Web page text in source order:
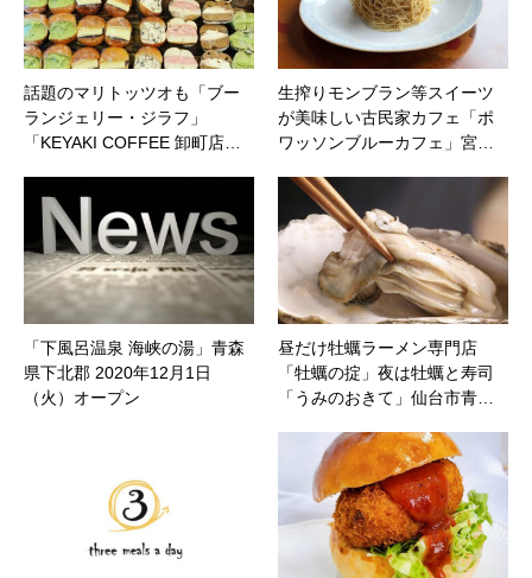
話題のマリトッツオも「ブー
ランジェリー・ジラフ」
「KEYAKI COFFEE 卸町店…
生搾りモンブラン等スイーツ
が美味しい古民家カフェ「ポ
ワッソンブルーカフェ」宮…
「下風呂温泉 海峡の湯」青森
県下北郡 2020年12月1日
（火）オープン
昼だけ牡蠣ラーメン専門店
「牡蠣の掟」夜は牡蠣と寿司
「うみのおきて」仙台市青…